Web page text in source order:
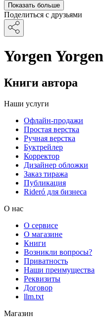
Показать больше
Поделиться с друзьями
Yorgen Yorgen
Книги автора
Наши услуги
Офлайн-продажи
Простая верстка
Ручная верстка
Буктрейлер
Корректор
Дизайнер обложки
Заказ тиража
Публикация
Rideró для бизнеса
О нас
О сервисе
О магазине
Книги
Возникли вопросы?
Приватность
Наши преимущества
Реквизиты
Договор
llm.txt
Магазин